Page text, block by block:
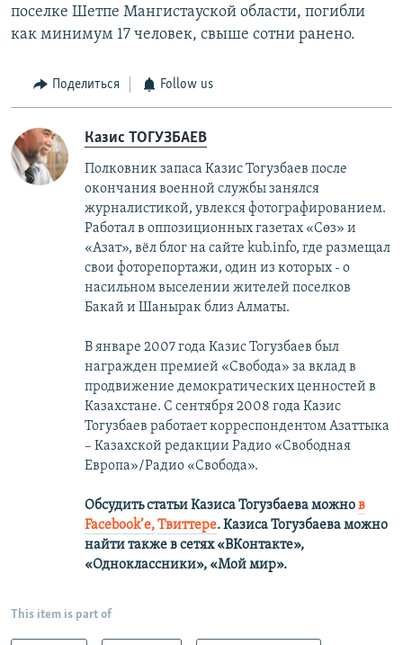
поселке Шетпе Мангистауской области, погибли
как минимум 17 человек, свыше сотни ранено.
Поделиться Follow us
Казис ТОГУЗБАЕВ
Полковник запаса Казис Тогузбаев после
окончания военной службы занялся
журналистикой, увлекся фотографированием.
Работал в оппозиционных газетах «Сөз» и
«Азат», вёл блог на сайте kub.info, где размещал
свои фоторепортажи, один из которых - о
насильном выселении жителей поселков
Бакай и Шанырак близ Алматы.
В январе 2007 года Казис Тогузбаев был
награжден премией «Свобода» за вклад в
продвижение демократических ценностей в
Казахстане. С сентября 2008 года Казис
Тогузбаев работает корреспондентом Азаттыка
– Казахской редакции Радио «Свободная
Европа»/Радио «Свобода».
Обсудить статьи Казиса Тогузбаева можнов
Facebook’е,Твиттере.Казиса Тогузбаева можно
найти также в сетях«ВКонтакте»,
«Одноклассники», «Мой мир».
This item is part of